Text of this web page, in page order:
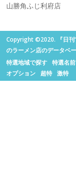
山勝角ふじ利府店
Copyright ©2020. 『日刊
のラーメン店のデータベ
特選地域で探す
特選名
オプション
超特 激特